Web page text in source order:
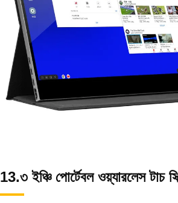
13.৩ ইঞ্চি পোর্টেবল ওয়্যারলেস টাচ